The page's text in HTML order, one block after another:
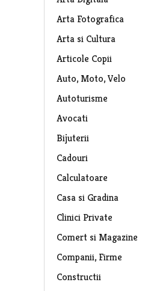
Arta Fotografica
Arta si Cultura
Articole Copii
Auto, Moto, Velo
Autoturisme
Avocati
Bijuterii
Cadouri
Calculatoare
Casa si Gradina
Clinici Private
Comert si Magazine
Companii, Firme
Constructii